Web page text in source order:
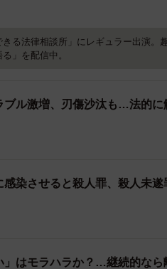
る法律相談所」にレギュラー出演。
」を配信中。
ブル激増、刃傷沙汰も…法的に
染させると殺人罪、殺人未遂
」はモラハラか？…継続的なら